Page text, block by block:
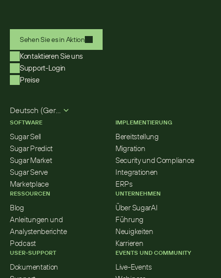
Sehen Sie es in Aktion
Kontaktieren Sie uns
Support-Login
Preise
Deutsch (German)
SOFTWARE
Sugar Sell
Sugar Predict
Sugar Market
Sugar Serve
Marketplace
RESSOURCEN
Blog
Anleitungen und
Analystenberichte
Podcast
USER-SUPPORT
Dokumentation
IMPLEMENTIERUNG
Bereitstellung
Migration
Security und Compliance
Integrationen
ERPs
UNTERNEHMEN
Über SugarAI
Führung
Neuigkeiten
Karrieren
EVENTS UND COMMUNITY
Live-Events